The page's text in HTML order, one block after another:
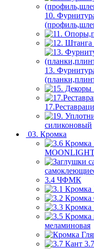
10.
13.
силиконовый
03. Кромка
3.4 ЧФМК
меламиновая